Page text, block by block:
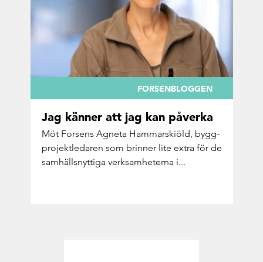
FORSENBLOGGEN
Jag kän­ner att jag kan på­ver­ka
Möt For­sens Ag­ne­ta Ham­mar­ski­öld, bygg­
pro­jekt­le­da­ren som brin­ner lite extra för de
sam­hälls­nyt­ti­ga verk­sam­he­ter­na i...